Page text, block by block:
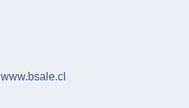
www.bsale.cl